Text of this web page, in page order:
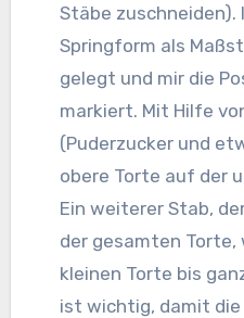
Stäbe zuschneiden).
Springform als
gelegt und mir die
markiert. Mit Hilfe
(Puderzucker und
obere Torte auf der
Ein weiterer Stab,
der gesamten
kleinen Torte bis
ist wichtig, damit